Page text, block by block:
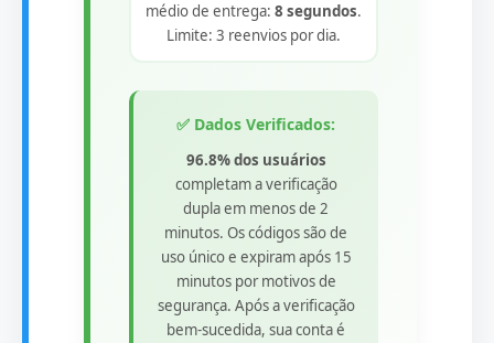
médio de entrega: 8 segundos.
Limite: 3 reenvios por dia.
✅ Dados Verificados:
96.8% dos usuários
completam a verificação
dupla em menos de 2
minutos. Os códigos são de
uso único e expiram após 15
minutos por motivos de
segurança. Após a verificação
bem-sucedida, sua conta é